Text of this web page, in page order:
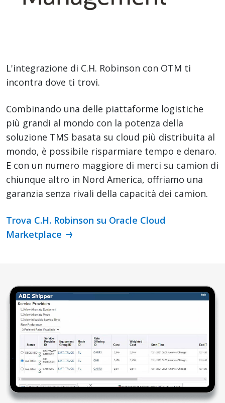
L'integrazione di C.H. Robinson con OTM ti
incontra dove ti trovi.
Combinando una delle piattaforme logistiche
più grandi al mondo con la potenza della
soluzione TMS basata su cloud più distribuita al
mondo, è possibile risparmiare tempo e denaro.
E con un numero maggiore di merci su camion di
chiunque altro in Nord America, offriamo una
garanzia senza rivali della capacità dei camion.
Trova C.H. Robinson su Oracle Cloud
Marketplace